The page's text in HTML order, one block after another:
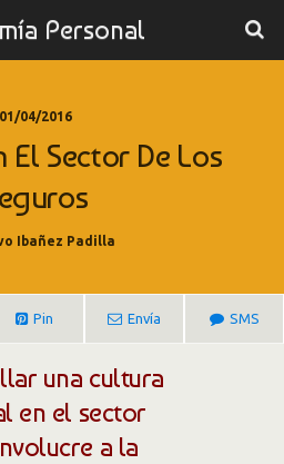
Personal
01/04/2016
El Sector De Los
Ibañez Padilla
Pin Envía SMS
una cultura
en el sector
a la